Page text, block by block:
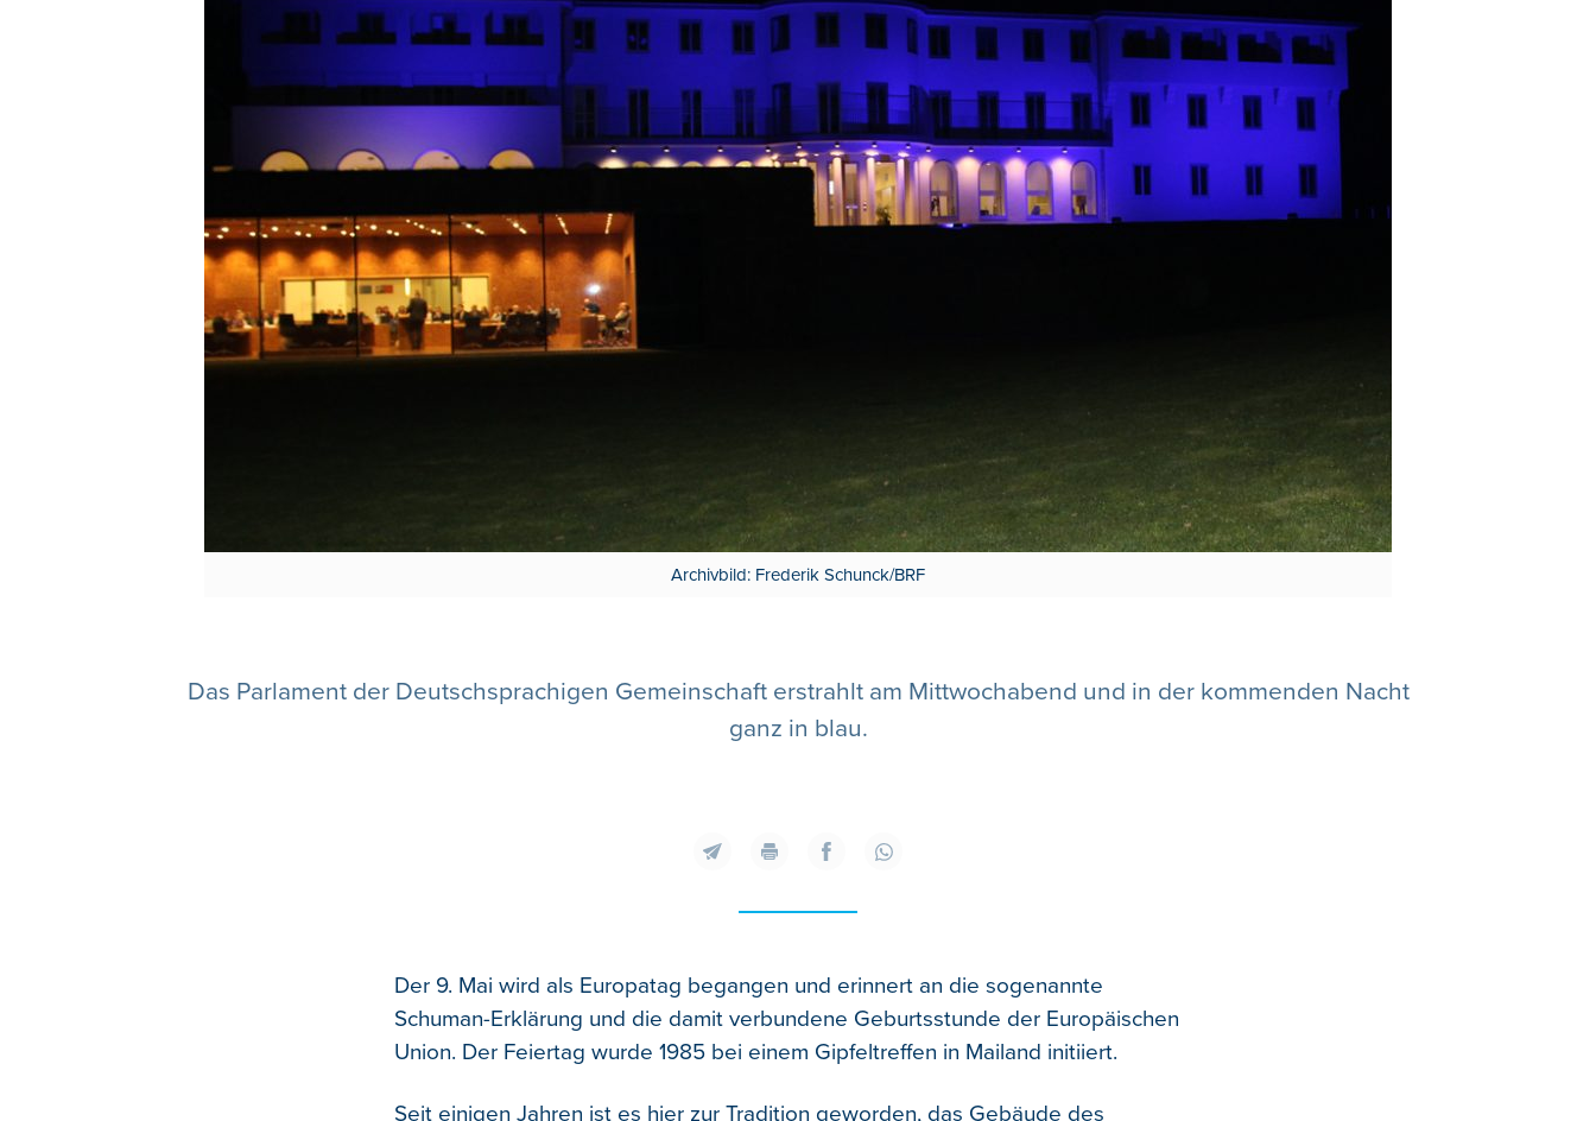
Archivbild: Frederik Schunck/BRF
Das Parlament der Deutschsprachigen Gemeinschaft erstrahlt am Mittwochabend und in der kommenden Nacht
ganz in blau.
Der 9. Mai wird als Europatag begangen und erinnert an die sogenannte
Schuman-Erklärung und die damit verbundene Geburtsstunde der Europäischen
Union. Der Feiertag wurde 1985 bei einem Gipfeltreffen in Mailand initiiert.
Seit einigen Jahren ist es hier zur Tradition geworden, das Gebäude des